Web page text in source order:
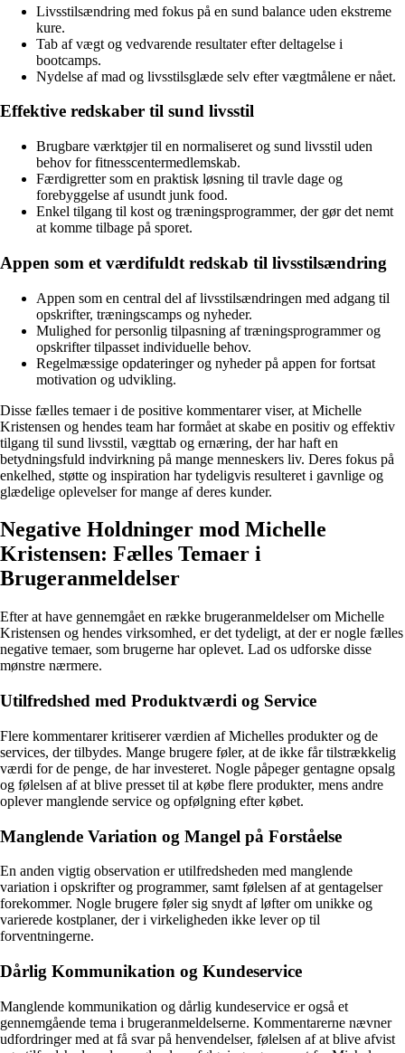
Livsstilsændring med fokus på en sund balance uden ekstreme
kure.
Tab af vægt og vedvarende resultater efter deltagelse i
bootcamps.
Nydelse af mad og livsstilsglæde selv efter vægtmålene er nået.
Effektive redskaber til sund livsstil
Brugbare værktøjer til en normaliseret og sund livsstil uden
behov for fitnesscentermedlemskab.
Færdigretter som en praktisk løsning til travle dage og
forebyggelse af usundt junk food.
Enkel tilgang til kost og træningsprogrammer, der gør det nemt
at komme tilbage på sporet.
Appen som et værdifuldt redskab til livsstilsændring
Appen som en central del af livsstilsændringen med adgang til
opskrifter, træningscamps og nyheder.
Mulighed for personlig tilpasning af træningsprogrammer og
opskrifter tilpasset individuelle behov.
Regelmæssige opdateringer og nyheder på appen for fortsat
motivation og udvikling.
Disse fælles temaer i de positive kommentarer viser, at Michelle
Kristensen og hendes team har formået at skabe en positiv og effektiv
tilgang til sund livsstil, vægttab og ernæring, der har haft en
betydningsfuld indvirkning på mange menneskers liv. Deres fokus på
enkelhed, støtte og inspiration har tydeligvis resulteret i gavnlige og
glædelige oplevelser for mange af deres kunder.
Negative Holdninger mod Michelle
Kristensen: Fælles Temaer i
Brugeranmeldelser
Efter at have gennemgået en række brugeranmeldelser om Michelle
Kristensen og hendes virksomhed, er det tydeligt, at der er nogle fælles
negative temaer, som brugerne har oplevet. Lad os udforske disse
mønstre nærmere.
Utilfredshed med Produktværdi og Service
Flere kommentarer kritiserer værdien af Michelles produkter og de
services, der tilbydes. Mange brugere føler, at de ikke får tilstrækkelig
værdi for de penge, de har investeret. Nogle påpeger gentagne opsalg
og følelsen af at blive presset til at købe flere produkter, mens andre
oplever manglende service og opfølgning efter købet.
Manglende Variation og Mangel på Forståelse
En anden vigtig observation er utilfredsheden med manglende
variation i opskrifter og programmer, samt følelsen af at gentagelser
forekommer. Nogle brugere føler sig snydt af løfter om unikke og
varierede kostplaner, der i virkeligheden ikke lever op til
forventningerne.
Dårlig Kommunikation og Kundeservice
Manglende kommunikation og dårlig kundeservice er også et
gennemgående tema i brugeranmeldelserne. Kommentarerne nævner
udfordringer med at få svar på henvendelser, følelsen af at blive afvist